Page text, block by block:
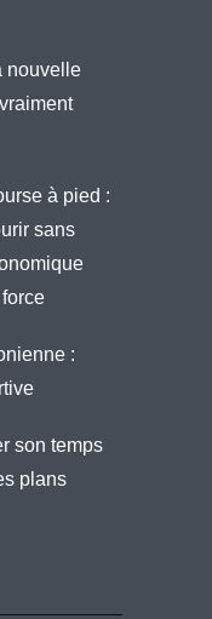
nouvelle
à pied :
sans
:
son temps
plans